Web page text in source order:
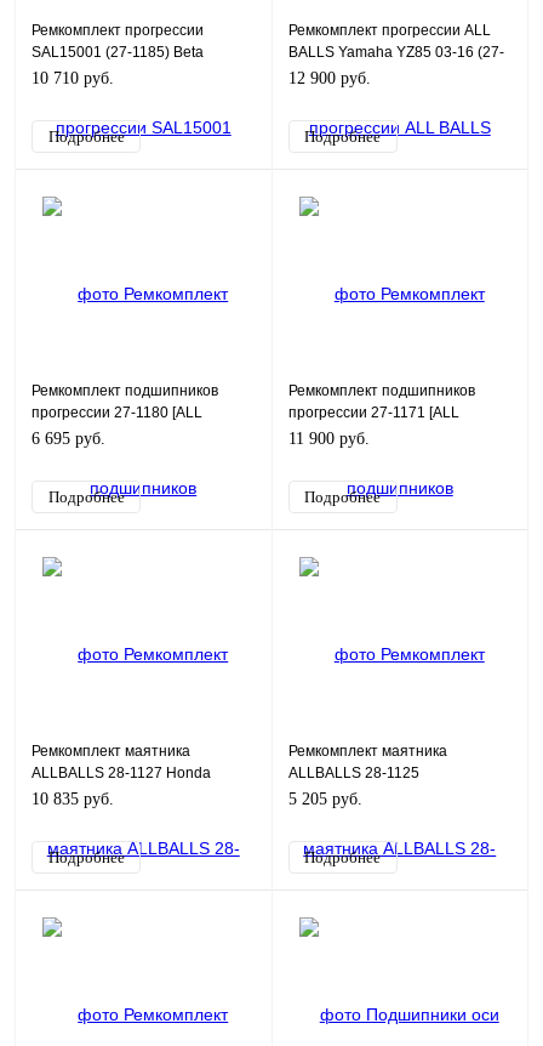
Ремкомплект прогрессии
SAL15001 (27-1185) Beta
RR/RS/XTRAINER 14-22
10 710 руб.
Подробнее
Ремкомплект прогрессии ALL
BALLS Yamaha YZ85 03-16 (27-
1095)
12 900 руб.
Подробнее
Ремкомплект подшипников
прогрессии 27-1180 [ALL
BALLS] Husqvarna FC 250
6 695 руб.
Подробнее
Ремкомплект подшипников
прогрессии 27-1171 [ALL
BALLS]
11 900 руб.
Подробнее
Ремкомплект маятника
ALLBALLS 28-1127 Honda
CRF250R 04-09, CRF250X 04-
10 835 руб.
Подробнее
Ремкомплект маятника
ALLBALLS 28-1125
5 205 руб.
Подробнее